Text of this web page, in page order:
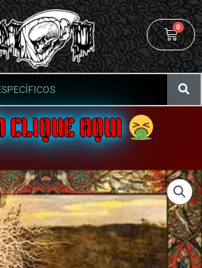
0
CLIQUE AQUI